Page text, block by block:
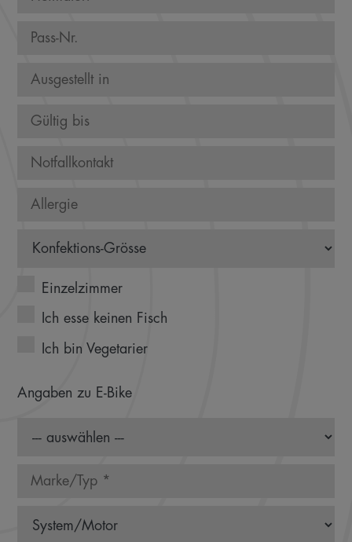
Einzelzimmer
Ich esse keinen Fisch
Ich bin Vegetarier
Angaben zu E-Bike